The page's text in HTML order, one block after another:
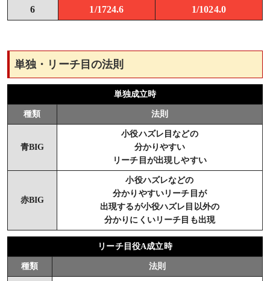
6 1/1724.6 1/1024.0
単独・リーチ目の法則
単独成立時
種類 法則
青BIG
小役ハズレ目などの
分かりやすい
リーチ目が出現しやすい
赤BIG
小役ハズレなどの
分かりやすいリーチ目が
出現するが小役ハズレ目以外の
分かりにくいリーチ目も出現
リーチ目役A成立時
種類 法則